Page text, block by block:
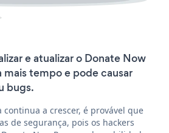
e atualizar o Donate Now
mais tempo e pode causar
bugs.
continua a crescer, é provável que
de segurança, pois os hackers